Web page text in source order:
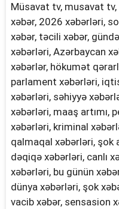
Müsavat tv, musavat
xəbər, 2026 xəbərləri,
xəbər, təcili xəbər,
xəbərləri, Azərbaycan
xəbərlər, hökumət
parlament xəbərləri,
xəbərləri, səhiyyə
xəbərləri, maaş artımı,
xəbərləri, kriminal
qalmaqal xəbərləri, şok
dəqiqə xəbərləri, canlı
xəbərləri, bu günün
dünya xəbərləri, şok
vacib xəbər, sensasion